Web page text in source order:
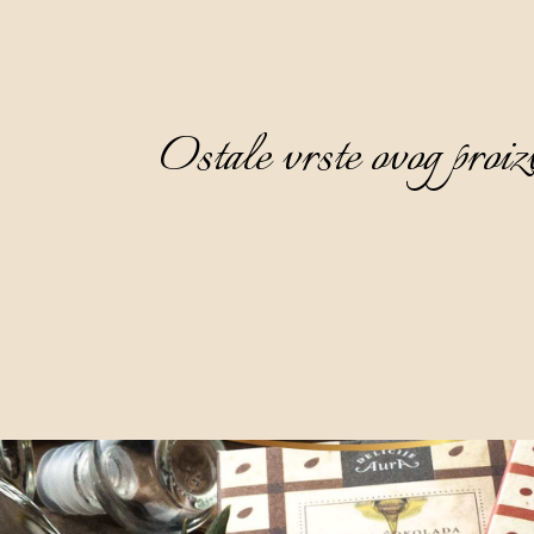
Ostale vrste ovog